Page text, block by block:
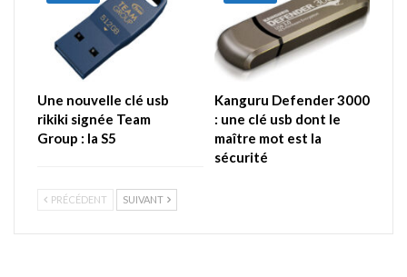
Une nouvelle clé usb
rikiki signée Team
Group : la S5
Kanguru Defender 3000
: une clé usb dont le
maître mot est la
sécurité
PRÉCÉDENT SUIVANT